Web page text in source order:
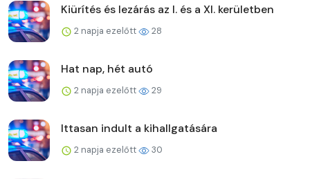
Kiürítés és lezárás az I. és a XI. kerületben
2 napja ezelőtt 28
Hat nap, hét autó
2 napja ezelőtt 29
Ittasan indult a kihallgatására
2 napja ezelőtt 30